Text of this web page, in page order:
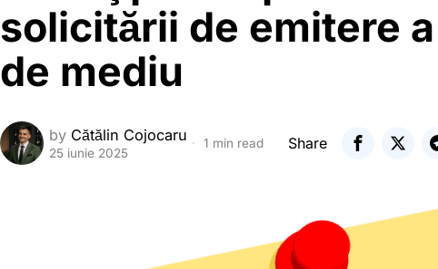
solicitării de emitere
de mediu
by Cătălin Cojocaru
25 iunie 2025
1 min read Share